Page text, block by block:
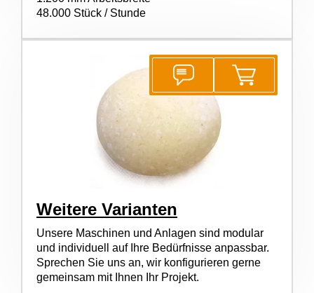
48.000 Stück / Stunde
Weitere Varianten
Unsere Maschinen und Anlagen sind modular
und individuell auf Ihre Bedürfnisse anpassbar.
Sprechen Sie uns an, wir konfigurieren gerne
gemeinsam mit Ihnen Ihr Projekt.